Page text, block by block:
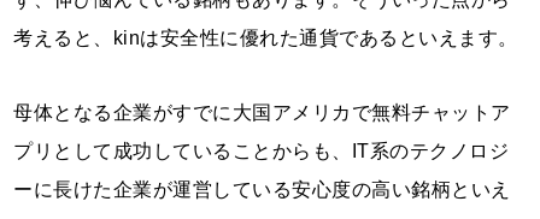
考えると、kinは安全性に優れた通貨であるといえます。
母体となる企業がすでに大国アメリカで無料チャットア
プリとして成功していることからも、IT系のテクノロジ
ーに長けた企業が運営している安心度の高い銘柄といえ